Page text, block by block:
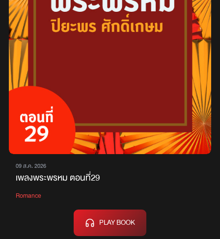
09 ส.ค. 2026
เพลงพระพรหม ตอนที่29
Romance
PLAY BOOK